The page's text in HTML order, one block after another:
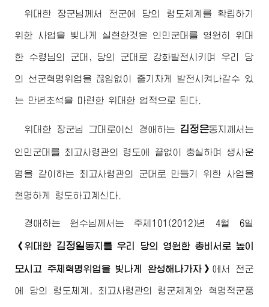
위대한장군님 께서 전군에 당의 령도체계를 확립하기
위한 사업을 빛나게 실현한것은 인민군대를 영원히 위대
한 수령님 의 군대, 당의 군대로 강화발전시키며 우리 당
의 선군혁명위업을 끊임없이 줄기차게 발전시켜나갈수 있
는 만년초석을 마련한 위대한 업적으로 된다.
위대한 장군님 그대로이신 경애하는 김정은동지 께서는
인민군대를 최고사령관의 령도에 끝없이 충실하며 생사운
명을 같이하는 최고사령관의 군대로 만들기 위한 사업을
현명하게 령도하고계신다.
경애하는 원수님 께서는 주체101(2012)년 4월 6일
《위대한 김정일동지를 우리 당의 영원한 총비서로 높이
모시고 주체혁명위업을 빛나게 완성해나가자》에서 전군
에 당의 령도체계, 최고사령관의 령군체계와 혁명적군풍